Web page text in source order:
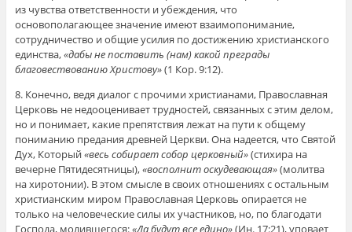
из чувства ответственности и убеждения, что
основополагающее значение имеют взаимопонимание,
сотрудничество и общие усилия по достижению христианского
единства,«дабы не поставить (нам) какой преграды
благовествованию Христову»(1 Кор. 9:12).
8. Конечно, ведя диалог с прочими христианами, Православная
Церковь не недооценивает трудностей, связанных с этим делом,
но и понимает, какие препятствия лежат на пути к общему
пониманию предания древней Церкви. Она надеется, что Святой
Дух, Который«весь собирает собор церковный»(стихира на
вечерне Пятидесятницы),«восполнит оскудевающая»(молитва
на хиротонии). В этом смысле в своих отношениях с остальным
христианским миром Православная Церковь опирается не
только на человеческие силы их участников, но, по благодати